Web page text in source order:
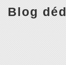
Blog